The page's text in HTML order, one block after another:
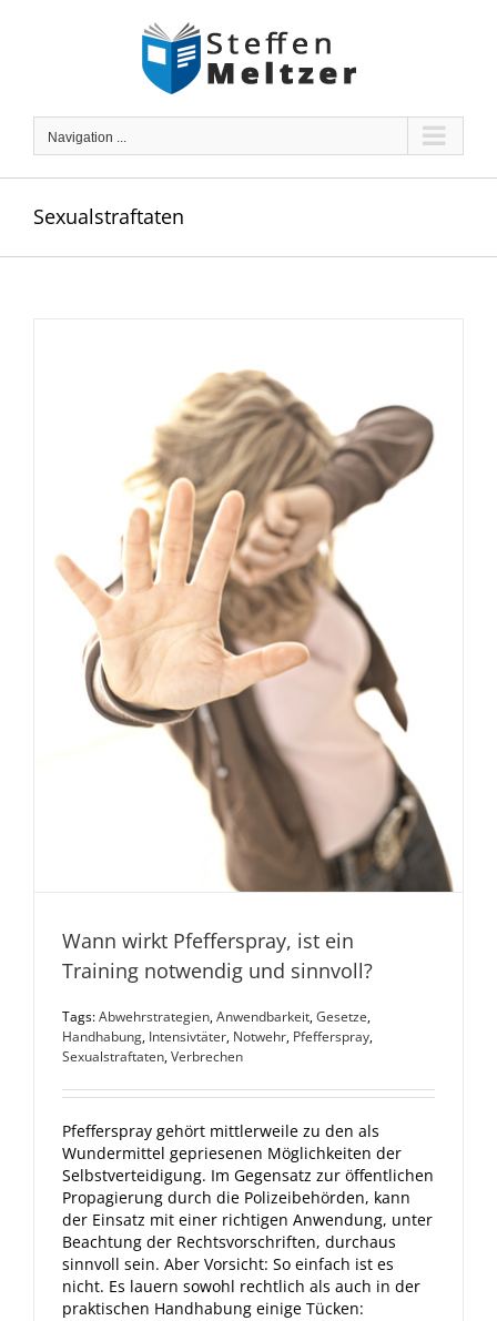
Navigation ...
Sexualstraftaten
Wann wirkt Pfefferspray, ist ein
Training notwendig und sinnvoll?
Tags:Abwehrstrategien,Anwendbarkeit,Gesetze,
Handhabung, Intensivtäter, Notwehr, Pfefferspray,
Sexualstraftaten,Verbrechen
Pfefferspray gehört mittlerweile zu den als
Wundermittel gepriesenen Möglichkeiten der
Selbstverteidigung. Im Gegensatz zur öffentlichen
Propagierung durch die Polizeibehörden, kann
der Einsatz mit einer richtigen Anwendung, unter
Beachtung der Rechtsvorschriften, durchaus
sinnvoll sein. Aber Vorsicht: So einfach ist es
nicht. Es lauern sowohl rechtlich als auch in der
praktischen Handhabung einige Tücken: